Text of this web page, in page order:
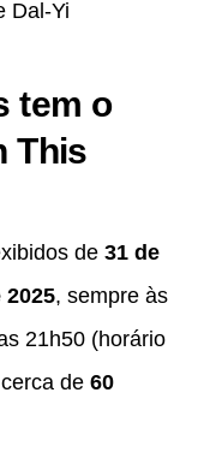
Dal-Yi
tem o
This
de 31 de
, sempre às
21h50 (horário
de 60